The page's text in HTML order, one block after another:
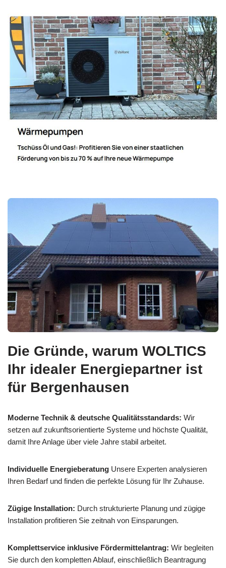
Die Gründe, warum WOLTICS
Ihr idealer Energiepartner ist
für Bergenhausen
Moderne Technik & deutsche Qualitätsstandards: Wir
setzen auf zukunftsorientierte Systeme und höchste Qualität,
damit Ihre Anlage über viele Jahre stabil arbeitet.
Individuelle Energieberatung Unsere Experten analysieren
Ihren Bedarf und finden die perfekte Lösung für Ihr Zuhause.
Zügige Installation: Durch strukturierte Planung und zügige
Installation profitieren Sie zeitnah von Einsparungen.
Komplettservice inklusive Fördermittelantrag: Wir begleiten
Sie durch den kompletten Ablauf, einschließlich Beantragung